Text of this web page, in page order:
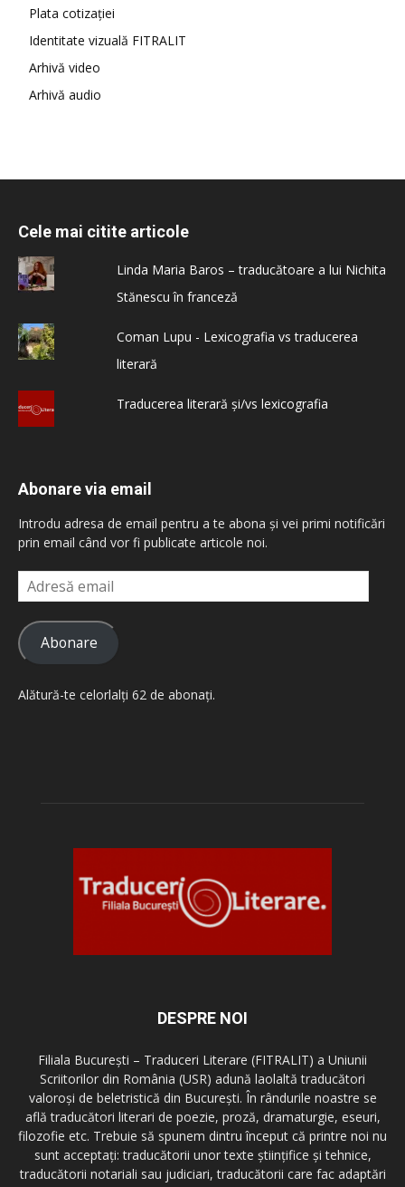
Plata cotizației
Identitate vizuală FITRALIT
Arhivă video
Arhivă audio
Cele mai citite articole
Linda Maria Baros – traducătoare a lui Nichita
Stănescu în franceză
Coman Lupu - Lexicografia vs traducerea
literară
Traducerea literară și/vs lexicografia
Abonare via email
Introdu adresa de email pentru a te abona și vei primi notificări
prin email când vor fi publicate articole noi.
Adresă
email
Abonare
Alătură-te celorlalți 62 de abonați.
DESPRE NOI
Filiala București – Traduceri Literare (FITRALIT) a Uniunii
Scriitorilor din România (USR) adună laolaltă traducători
valoroși de beletristică din București. În rândurile noastre se
află traducători literari de poezie, proză, dramaturgie, eseuri,
filozofie etc. Trebuie să spunem dintru început că printre noi nu
sunt acceptați: traducătorii unor texte științifice și tehnice,
traducătorii notariali sau judiciari, traducătorii care fac adaptări